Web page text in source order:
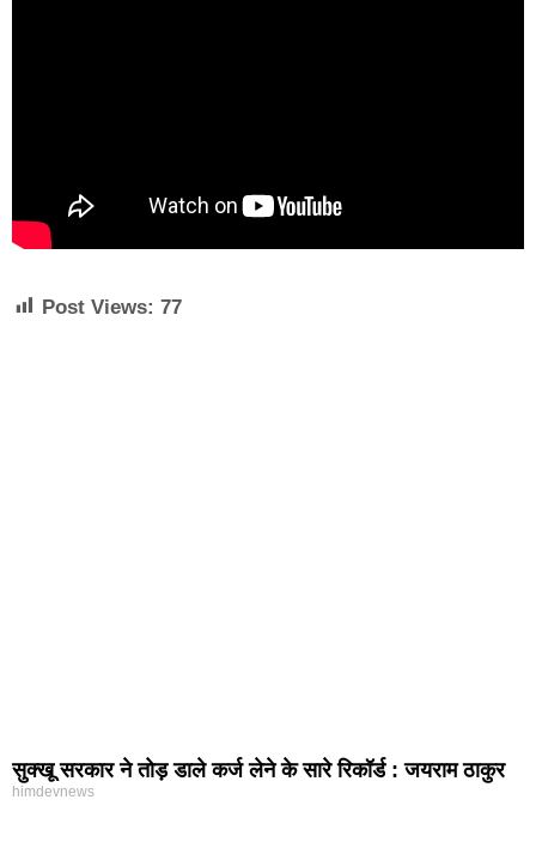
Post Views: 77
सुक्खू सरकार ने तोड़ डाले कर्ज लेने के सारे रिकॉर्ड : जयराम ठाकुर
himdevnews